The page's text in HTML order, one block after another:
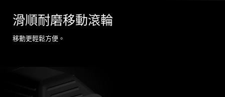
滑順耐磨移動滾輪
移動更輕鬆方便。